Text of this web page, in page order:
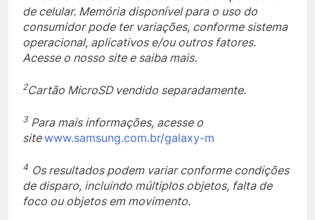
de celular. Memória disponível para o uso do
consumidor pode ter variações, conforme sistema
operacional, aplicativos e/ou outros fatores.
Acesse o nosso site e saiba mais.
2Cartão MicroSD vendido separadamente.
3 Para mais informações, acesse o
sitewww.samsung.com.br/galaxy-m
4 Os resultados podem variar conforme condições
de disparo, incluindo múltiplos objetos, falta de
foco ou objetos em movimento.